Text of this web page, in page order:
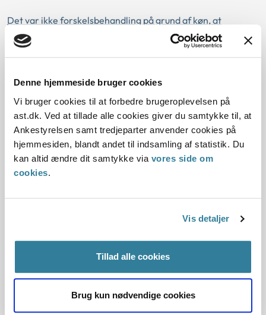
Denne hjemmeside bruger cookies
Vi bruger cookies til at forbedre brugeroplevelsen på
ast.dk. Ved at tillade alle cookies giver du samtykke til, at
Ankestyrelsen samt tredjeparter anvender cookies på
hjemmesiden, blandt andet til indsamling af statistik. Du
kan altid ændre dit samtykke via vores side om
cookies.
Vis detaljer
Tillad alle cookies
Brug kun nødvendige cookies
Det var ikke forskelsbehandling på grund af køn, at
forsikringsselskab gav afslag på at dække skade efter
graviditet uden for livmoderen (j.nr. 24-86818)
forsikringsselskab gav afslag på at dække skade efter
graviditet uden for livmoderen (j.nr. 23-101598)
Arbejdsgiver havde godtgjort, at afskedigelse af kvinde
under barselsorlov ikke var begrundet heri (j.nr. 23-74192)
Arbejdsgiver havde ikke løftet bevisbyrden for, at
farens kommende forældreorlov (j.nr. 24-6800)
Arbejdsgiver havde ikke godtgjort, at afskedigelse af far
ikke var helt eller delvist begrundet i farens kommende
forældreorlov (j.nr. 24-7703)
Formandsafgørelser december 2025